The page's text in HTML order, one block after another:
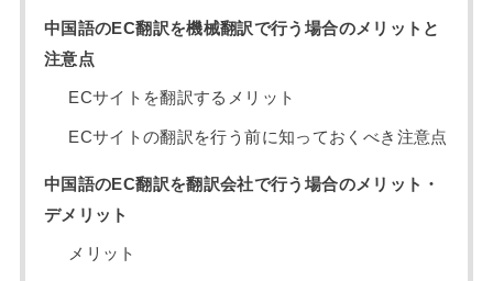
中国語のEC翻訳を機械翻訳で行う場合のメリットと
注意点
ECサイトを翻訳するメリット
ECサイトの翻訳を行う前に知っておくべき注意点
中国語のEC翻訳を翻訳会社で行う場合のメリット・
デメリット
メリット